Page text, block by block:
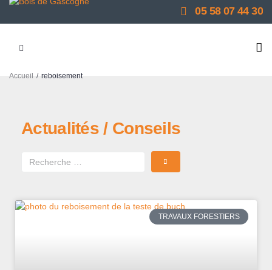
05 58 07 44 30
Accueil / reboisement
Actualités / Conseils
TRAVAUX FORESTIERS